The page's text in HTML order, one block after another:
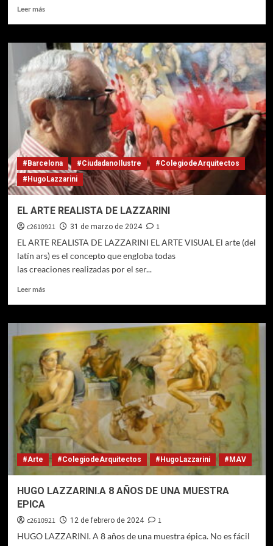
Leer másLeer
«Sueños».
CUADROS
EN
FORMATO
ONIRICO
DE
HUGO
LAZZARINI
#Barcelona #CiudadanoIlustre
#ColegiodeArquitectos
#HugoLazzarini
EL ARTE REALISTA DE LAZZARINI
c2610921 31 de marzo de 2024
1
EL ARTE REALISTA DE LAZZARINI EL ARTE VISUAL El arte (del
latín ars) es el concepto que engloba todas
las creaciones realizadas por el ser...
Leer másLeer
EL
ARTE
REALISTA
DE
LAZZARINI
#Arte #ColegiodeArquitectos #HugoLazzarini #MAV
HUGO LAZZARINI.A 8 AÑOS DE UNA MUESTRA
EPICA
c2610921 12 de febrero de 2024
1
HUGO LAZZARINI. A 8 años de una muestra épica. No es fácil